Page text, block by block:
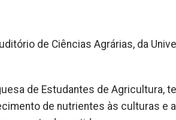
de Ciências Agrárias, da
de Estudantes de Agricultura,
de nutrientes às culturas e